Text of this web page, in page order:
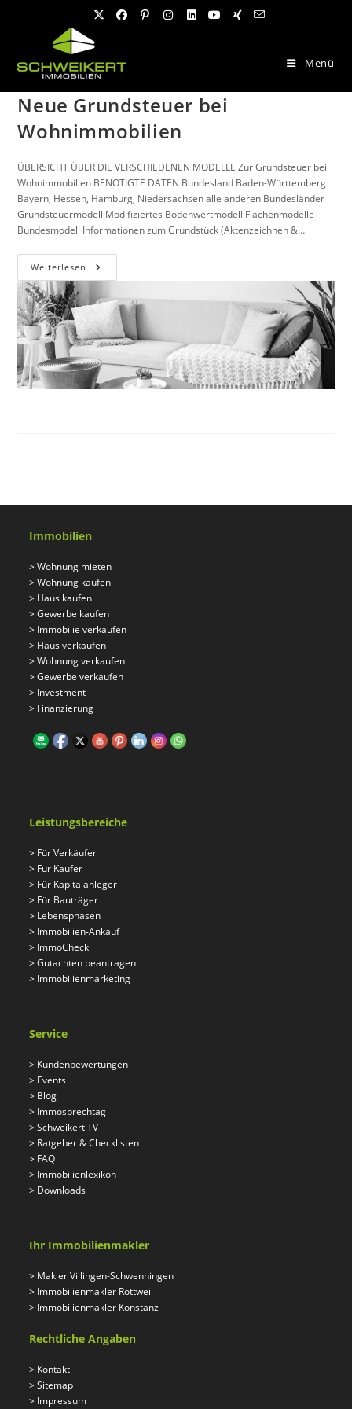
Menü
Neue Grundsteuer bei
Wohnimmobilien
ÜBERSICHT ÜBER DIE VERSCHIEDENEN MODELLE Zur Grundsteuer bei
Wohnimmobilien BENÖTIGTE DATEN Bundesland Baden-Württemberg
Bayern, Hessen, Hamburg, Niedersachsen alle anderen Bundesländer
Grundsteuermodell Modifiziertes Bodenwertmodell Flächenmodelle
Bundesmodell Informationen zum Grundstück (Aktenzeichnen &…
Weiterlesen Neue
Grundsteuer
Wohnimmobilien
Immobilien
>Wohnung mieten
>Wohnung kaufen
> Haus kaufen
>Gewerbe kaufen
> Immobilie verkaufen
> Haus verkaufen
>Wohnung verkaufen
>Gewerbe verkaufen
> Investment
> Finanzierung
Leistungsbereiche
> Für Verkäufer
> Für Käufer
> Für Kapitalanleger
> Für Bauträger
> Lebensphasen
> Immobilien-Ankauf
> ImmoCheck
>Gutachten beantragen
> Immobilienmarketing
Service
> Kundenbewertungen
> Events
> Blog
> Immosprechtag
>Schweikert TV
> Ratgeber & Checklisten
> FAQ
> Immobilienlexikon
> Downloads
Ihr Immobilienmakler
> Makler Villingen-Schwenningen
> Immobilienmakler Rottweil
> Immobilienmakler Konstanz
Rechtliche Angaben
> Kontakt
>Sitemap
> Impressum